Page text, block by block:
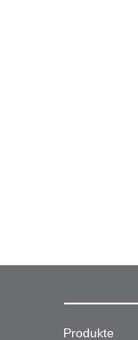
Produkte